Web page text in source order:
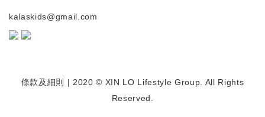
kalaskids@gmail.com
條款及細則
| 2020 © XIN LO Lifestyle Group. All Rights
Reserved.